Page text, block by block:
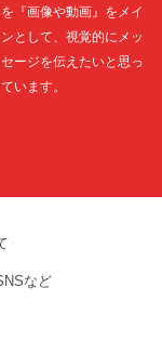
を『画像や動画』をメイ
ンとして、視覚的にメッ
セージを伝えたいと思っ
ています。
など